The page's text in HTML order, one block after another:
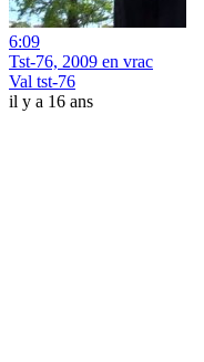
6:09
Tst-76, 2009 en vrac
Val tst-76
il y a 16 ans